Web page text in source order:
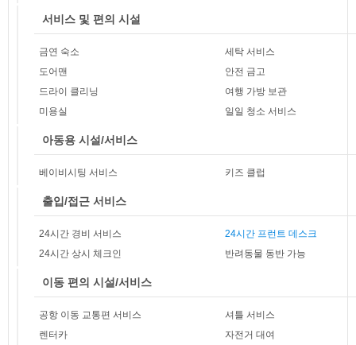
서비스 및 편의 시설
금연 숙소
세탁 서비스
도어맨
안전 금고
드라이 클리닝
여행 가방 보관
미용실
일일 청소 서비스
아동용 시설/서비스
베이비시팅 서비스 키즈 클럽
출입/접근 서비스
24시간 경비 서비스
24시간 프런트 데스크
24시간 상시 체크인
반려동물 동반 가능
이동 편의 시설/서비스
공항 이동 교통편 서비스
셔틀 서비스
렌터카
자전거 대여